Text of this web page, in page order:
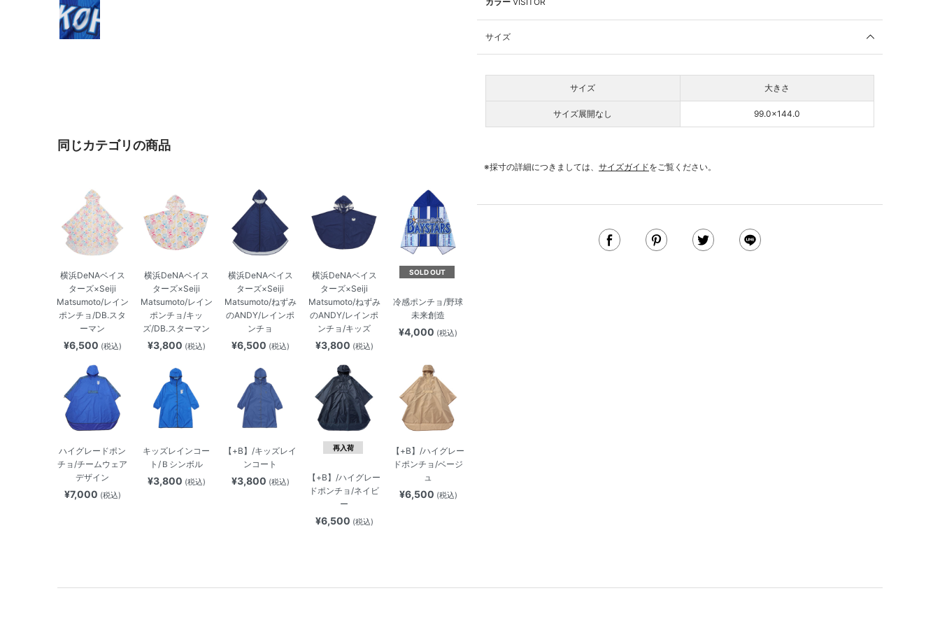
同じカテゴリの商品
横浜DeNAベイス
ターズ×Seiji
Matsumoto/レイン
ポンチョ/DB.スタ
ーマン
¥6,500 (税込)
横浜DeNAベイス
ターズ×Seiji
Matsumoto/レイン
ポンチョ/キッ
ズ/DB.スターマン
¥3,800 (税込)
横浜DeNAベイス
ターズ×Seiji
Matsumoto/ねずみ
のANDY/レインポ
ンチョ
¥6,500 (税込)
横浜DeNAベイス
ターズ×Seiji
Matsumoto/ねずみ
のANDY/レインポ
ンチョ/キッズ
¥3,800 (税込)
SOLD OUT
冷感ポンチョ/野球
未来創造
¥4,000 (税込)
ハイグレードポン
チョ/チームウェア
デザイン
¥7,000 (税込)
キッズレインコー
ト/Ｂシンボル
¥3,800 (税込)
【+B】/キッズレイ
ンコート
¥3,800 (税込)
再入荷
【+B】/ハイグレー
ドポンチョ/ネイビ
ー
¥6,500 (税込)
【+B】/ハイグレー
ドポンチョ/ベージ
ュ
¥6,500 (税込)
サイズ
サイズ 大きさ
サイズ展開なし 99.0×144.0
※採寸の詳細につきましては、 サイズガイドをご覧ください。